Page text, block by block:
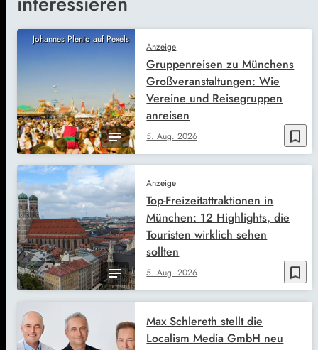
Johannes Plenio auf Pexels
bookmark_border
Anzeige
5. Aug. 2026
Gruppenreisen zu Münchens
Großveranstaltungen: Wie
Vereine und Reisegruppen
anreisen
bookmark_border
Anzeige
5. Aug. 2026
Top-Freizeitattraktionen in
München: 12 Highlights, die
Touristen wirklich sehen
sollten
Max Schlereth stellt die
Localism Media GmbH neu